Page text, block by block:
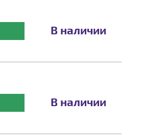
В наличии
В наличии